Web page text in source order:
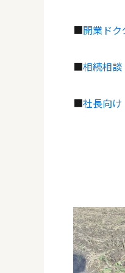
■開業ド
■相続相談
■社長向